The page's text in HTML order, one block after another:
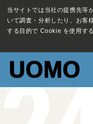
当サイトでは当社の提携先等
いて調査・分析したり、お客
する目的で Cookie を使用す